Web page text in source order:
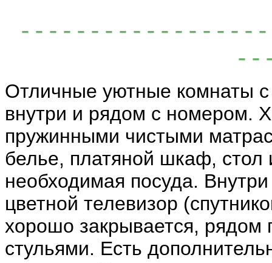
- - - - - - - - - - - - - - - - -
- -
Отличные уютные комнаты с
внутри и рядом с номером.
пружинными чистыми
белье, платяной шкаф, стол
необходимая посуда.
цветной телевизор
хорошо закрывается, рядом
стульями. Есть